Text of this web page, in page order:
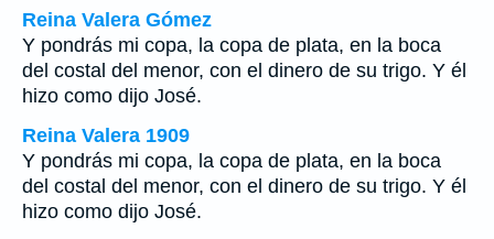
Reina Valera Gómez
Y pondrás mi copa, la copa de plata, en la boca
del costal del menor, con el dinero de su trigo. Y él
hizo como dijo José.
Reina Valera 1909
Y pondrás mi copa, la copa de plata, en la boca
del costal del menor, con el dinero de su trigo. Y él
hizo como dijo José.